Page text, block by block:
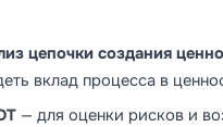
цепочки создания
вклад процесса в
— для оценки рисков и